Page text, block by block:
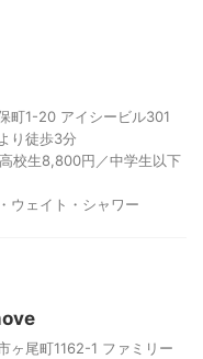
町1-20 アイシービル301
り徒歩3分
校生8,800円／中学生以下
ウェイト・シャワー
ヶ尾町1162-1 ファミリー